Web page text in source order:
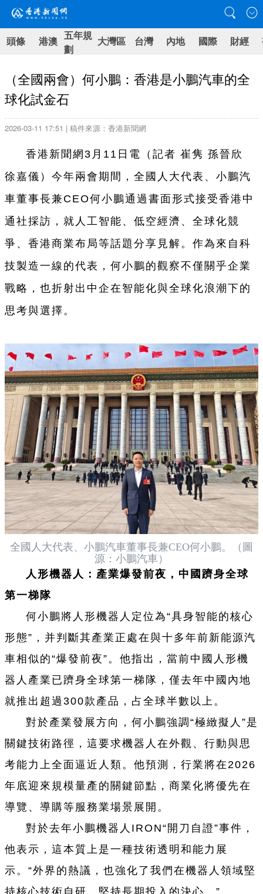
頭條 港澳 五年規
劃
大灣區 台灣 內地 國際 財經
（全國兩會）何小鵬：香港是小鵬汽車的全
球化試金石
2026-03-11 17:51 | 稿件來源：香港新聞網
香港新聞網 3月11日電（記者 崔隽 孫晉欣
徐嘉儀）今年兩會期間，全國人大代表、小鵬汽
車董事長兼CEO何小鵬通過書面形式接受香港中
通社採訪，就人工智能、低空經濟、全球化競
爭 、 香港商業布局等話題分享 見解。作為來自科
技製造一線的代表，何小鵬的觀察不僅關乎企業
戰略， 也折射出 中企在智能化與全球化浪潮下的
思考與選擇。
全國人大代表、小鵬汽車董事長兼CEO何小鵬。（圖
源：小鵬汽車）
人形機器人：產業爆發前夜，中國躋身全球
第一梯隊
何小鵬將人形機器人定位為“具身智能的核心
形態”，并判斷其產業正處在與十多年前新能源汽
車相似的“爆發前夜”。他指出，當前中國人形機
器人產業已躋身全球第一梯隊，僅去年中國內地
就推出超過300款產品，占全球半數以上。
對於產業發展方向，何小鵬強調“極緻擬人”是
關鍵技術路徑，這要求機器人在外觀、行動與思
考能力上全面逼近人類。他預測，行業將在2026
年底迎來規模量產的關鍵節點，商業化將優先在
導覽、導購等服務業場景展開。
對於去年小鵬機器人IRON“開刀自證”事件，
他表示，這本質上是一種技術透明和能力展
示。“外界的熱議，也強化了我們在機器人領域堅